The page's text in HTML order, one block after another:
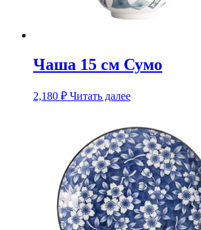
Чаша 15 см Сумо
2,180 ₽ Читать далее